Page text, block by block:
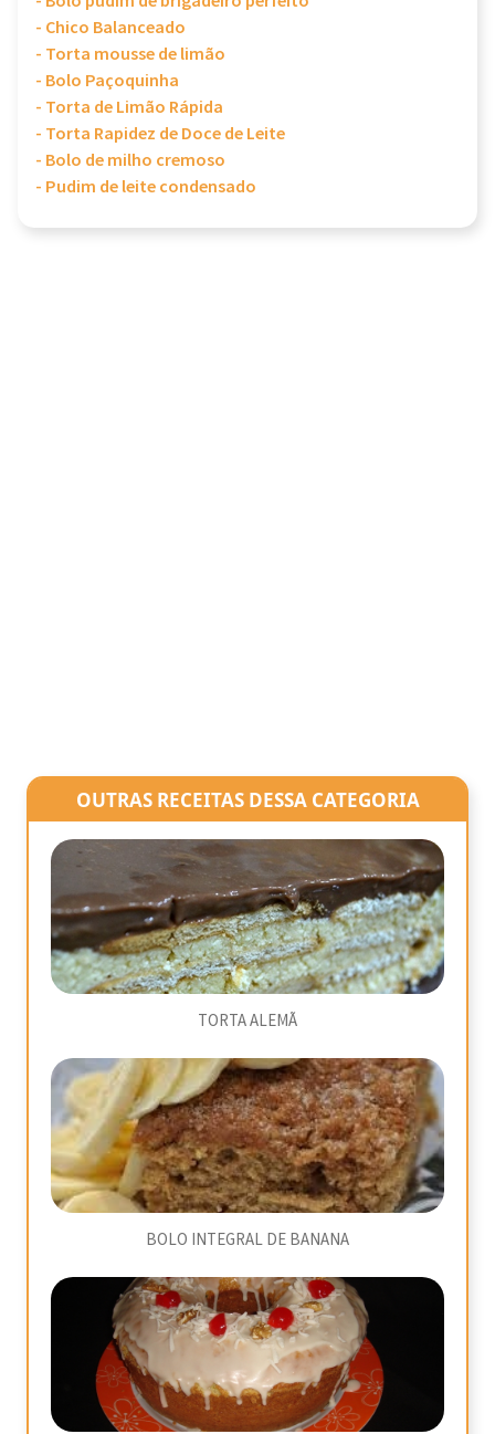
- Chico Balanceado
- Torta mousse de limão
- Bolo Paçoquinha
- Torta de Limão Rápida
- Torta Rapidez de Doce de Leite
- Bolo de milho cremoso
- Pudim de leite condensado
OUTRAS RECEITAS DESSA CATEGORIA
TORTA ALEMÃ
BOLO INTEGRAL DE BANANA